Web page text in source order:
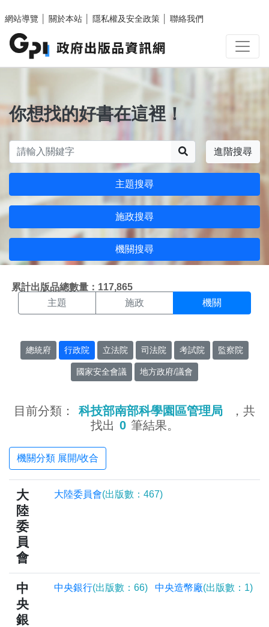
網站導覽
關於本站 隱私權及安全政策 聯絡我們
你想找的好書在這裡！
進階搜尋
主題搜尋
施政搜尋
機關搜尋
累計出版品總數量：117,865
機關搜尋結果頁面
主題 施政 機關
總統府 行政院 立法院 司法院 考試院 監察院
國家安全會議 地方政府/議會
目前分類： 科技部南部科學園區管理局
，共
找出 0 筆結果。
機關分類 展開/收合
大
陸
委
員
會
大陸委員會(出版數：467)
中
央
銀
中央銀行(出版數：66) 中央造幣廠(出版數：1)